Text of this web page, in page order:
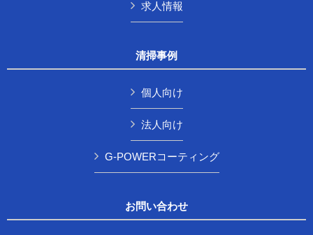
求人情報
清掃事例
個人向け
法人向け
G-POWERコーティング
お問い合わせ